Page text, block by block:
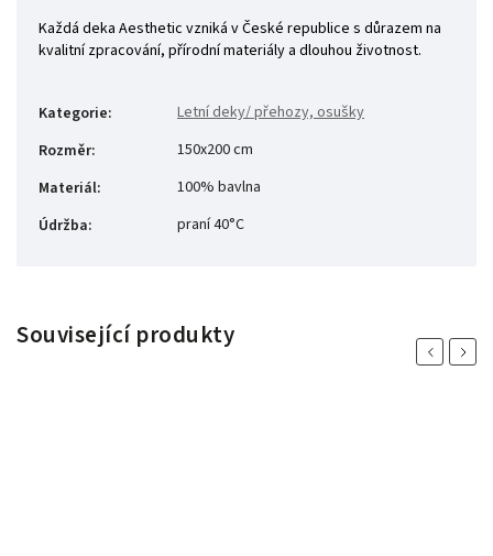
Každá deka Aesthetic vzniká v České republice s důrazem na
kvalitní zpracování, přírodní materiály a dlouhou životnost.
Kategorie:
Letní deky/ přehozy, osušky
Rozměr:
150x200 cm
Materiál:
100% bavlna
Údržba: praní 40°C
Související produkty
PreviousNext